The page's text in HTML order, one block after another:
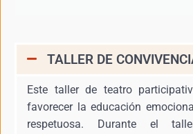
TALLER DE
Este taller de teatro
favorecer la educación
respetuosa. Durante el